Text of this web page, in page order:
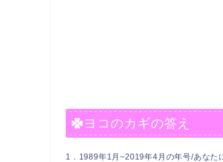
ヨコのカギの答え
1．1989年1月~2019年4月の年号/あなた